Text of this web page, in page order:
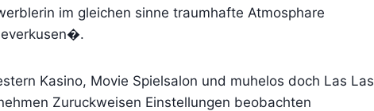
im gleichen sinne traumhafte Atmosphare
Kasino, Movie Spielsalon und muhelos doch Las Las
Zuruckweisen Einstellungen beobachten